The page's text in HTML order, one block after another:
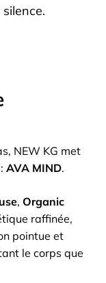
NEW KG met
AVA MIND.
, Organic
raffinée,
pointue et
le corps que